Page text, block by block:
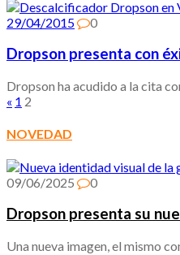
29/04/2015
0
Dropson presenta con
Dropson ha acudido a la cita
« 1 2
NOVEDAD
09/06/2025 0
Dropson presenta su
Una nueva imagen, el mismo